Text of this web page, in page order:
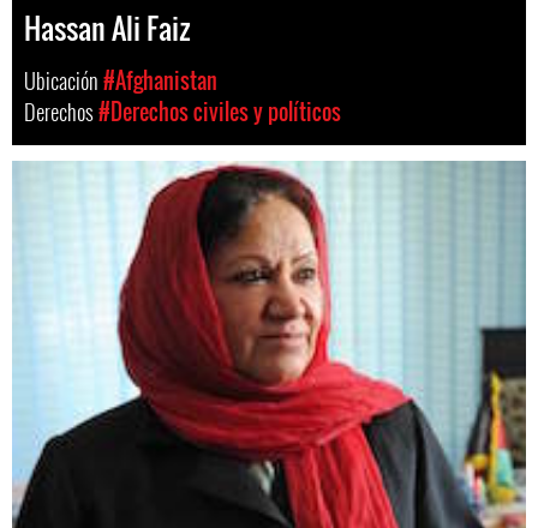
Hassan Ali Faiz
Ubicación#Afghanistan
Derechos#Derechos civiles y políticos